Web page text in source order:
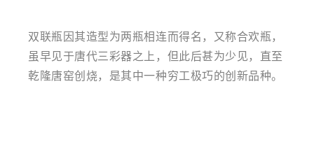
双联瓶因其造型为两瓶相连而得名，又称合欢瓶，
虽早见于唐代三彩器之上，但此后甚为少见，直至
乾隆唐窑创烧，是其中一种穷工极巧的创新品种。